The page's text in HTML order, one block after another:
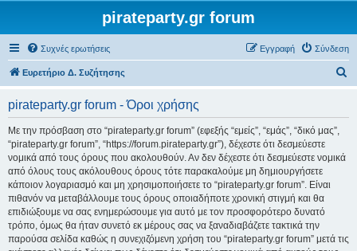
pirateparty.gr forum
Συχνές ερωτήσεις Σύνδεση
Εγγραφή
Ευρετήριο Δ. Συζήτησης
pirateparty.gr forum - Όροι χρήσης
Με την πρόσβαση στο “pirateparty.gr forum” (εφεξής “εμείς”, “εμάς”, “δικό μας”,
“pirateparty.gr forum”, “https://forum.pirateparty.gr”), δέχεστε ότι δεσμεύεστε
νομικά από τους όρους που ακολουθούν. Αν δεν δέχεστε ότι δεσμεύεστε νομικά
από όλους τους ακόλουθους όρους τότε παρακαλούμε μη δημιουργήσετε
κάποιον λογαριασμό και μη χρησιμοποιήσετε το “pirateparty.gr forum”. Είναι
πιθανόν να μεταβάλλουμε τους όρους οποιαδήποτε χρονική στιγμή και θα
επιδιώξουμε να σας ενημερώσουμε για αυτό με τον προσφορότερο δυνατό
τρόπο, όμως θα ήταν συνετό εκ μέρους σας να ξαναδιαβάζετε τακτικά την
παρούσα σελίδα καθώς η συνεχιζόμενη χρήση του “pirateparty.gr forum” μετά τις